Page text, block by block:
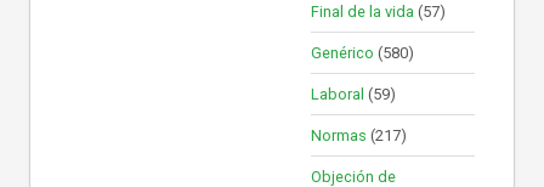
Final de la vida (57)
Genérico (580)
Laboral (59)
Normas (217)
Objeción de